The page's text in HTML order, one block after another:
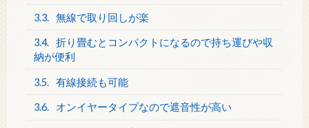
3.3. 無線で取り回しが楽
3.4. 折り畳むとコンパクトになるので持ち運びや収
納が便利
3.5. 有線接続も可能
3.6. オンイヤータイプなので遮音性が高い